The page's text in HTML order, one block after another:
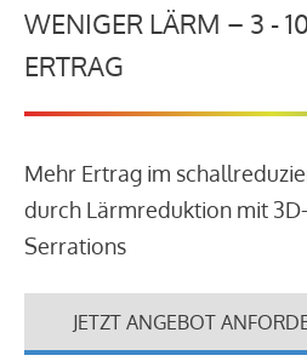
WENIGER LÄRM – 3 -
ERTRAG
Mehr Ertrag im
durch Lärmreduktion mit
Serrations
JETZT ANGEBOT